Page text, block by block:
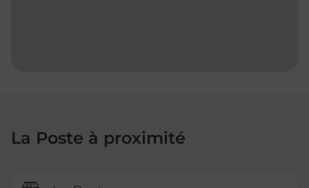
La Poste à proximité